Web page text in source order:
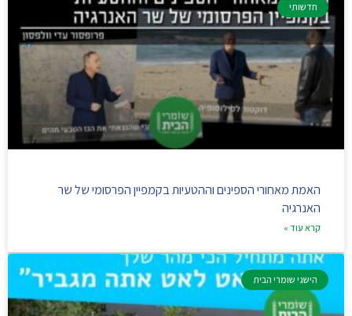
חדשותי
האמת מאחורי הספינים וההטעיות בקמפיין הפרסומי של שר
האנרגיה
קרא עוד »
הישגי שומרי הבית